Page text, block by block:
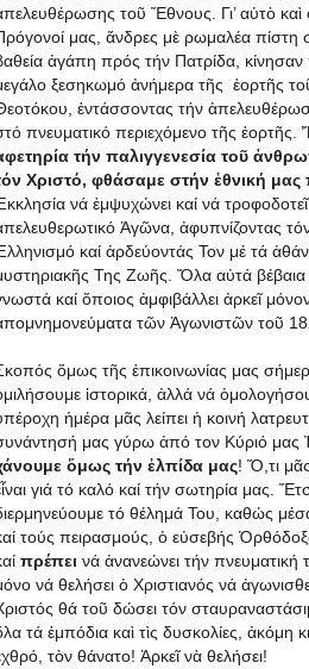
τοῦ Ἔθνους. Γι’ αὐτὸ καὶ
μας, ἄνδρες μὲ ρωμαλέα πίστη
ἀγάπη πρός τήν Πατρίδα, κίνησαν
ξεσηκωμό ἀνήμερα τῆς ἑορτῆς
ἐντάσσοντας τήν
πνευματικό περιεχόμενο τῆς ἑορτῆς.
τήν παλιγγενεσία τοῦ
Χριστό, φθάσαμε στήν ἐθνική μας
νά ἐμψυχώνει καί νά
Ἀγῶνα, ἀφυπνίζοντας
καί ἀρδεύοντάς Τον μέ τά
Της Ζωῆς. Ὅλα αὐτά βέβαια
καί ὅποιος ἀμφιβάλλει ἀρκεῖ
τῶν Ἀγωνιστῶν τοῦ
ὅμως τῆς ἐπικοινωνίας μας
ἱστορικά, ἀλλά νά
ἡμέρα μᾶς λείπει ἡ κοινή
μας γύρω ἀπό τον Κύριό μας
ὅμως τήν ἐλπίδα μας! Ὅ,τι
γιά τό καλό καί τήν σωτηρία μας.
τό θέλημά Του, καθώς
τούς πειρασμούς, ὁ εὐσεβής
πρέπει νά ἀνανεώνει τήν πνευματική
νά θελήσει ὁ Χριστιανός νά
θά τοῦ δώσει τόν
τά ἐμπόδια καὶ τὶς δυσκολίες, ἀκόμη
τὸν θάνατο! Ἀρκεῖ νὰ θελήσει!